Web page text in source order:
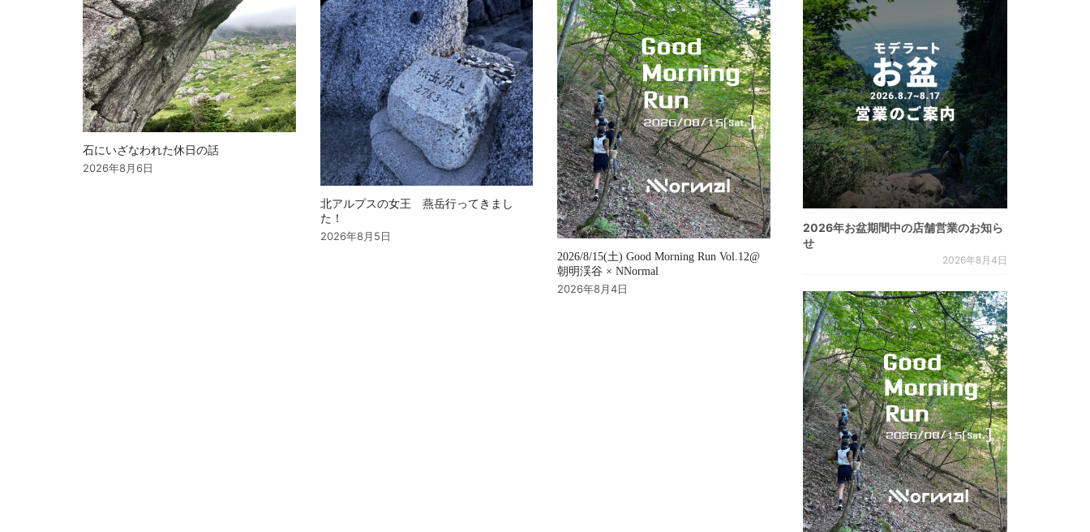
ョ
ン
石にいざなわれた休日の話
2026年8月6日
北アルプスの女王 燕岳行ってきまし
た！
2026年8月5日
2026/8/15(土) Good Morning Run Vol.12@
朝明渓谷 × NNormal
2026年8月4日
2026年お盆期間中の店舗営業のお知ら
せ
2026年8月4日